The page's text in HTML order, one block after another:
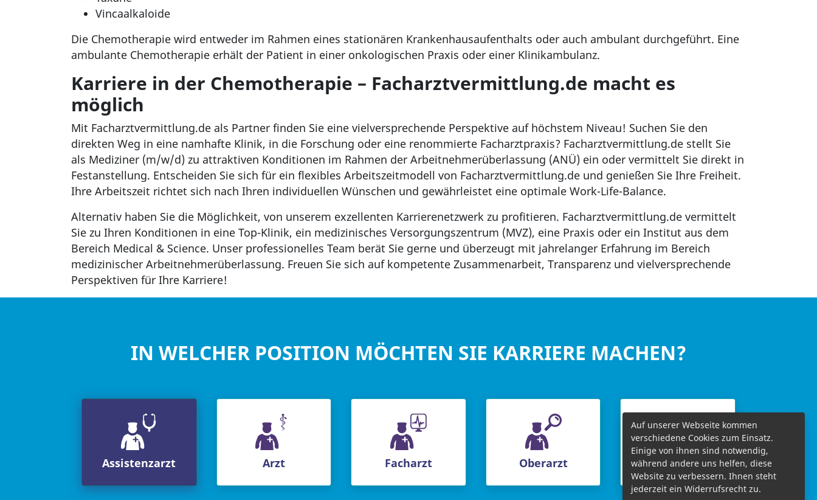
Vincaalkaloide
Die Chemotherapie wird entweder im Rahmen eines stationären Krankenhausaufenthalts oder auch ambulant durchgeführt. Eine
ambulante Chemotherapie erhält der Patient in einer onkologischen Praxis oder einer Klinikambulanz.
Karriere in der Chemotherapie – Facharztvermittlung.de macht es
möglich
Mit Facharztvermittlung.de als Partner finden Sie eine vielversprechende Perspektive auf höchstem Niveau! Suchen Sie den
direkten Weg in eine namhafte Klinik, in die Forschung oder eine renommierte Facharztpraxis? Facharztvermittlung.de stellt Sie
als Mediziner (m/w/d) zu attraktiven Konditionen im Rahmen der Arbeitnehmerüberlassung (ANÜ) ein oder vermittelt Sie direkt in
Festanstellung. Entscheiden Sie sich für ein flexibles Arbeitszeitmodell von Facharztvermittlung.de und genießen Sie Ihre Freiheit.
Ihre Arbeitszeit richtet sich nach Ihren individuellen Wünschen und gewährleistet eine optimale Work-Life-Balance.
Alternativ haben Sie die Möglichkeit, von unserem exzellenten Karrierenetzwerk zu profitieren. Facharztvermittlung.de vermittelt
Sie zu Ihren Konditionen in eine Top-Klinik, ein medizinisches Versorgungszentrum (MVZ), eine Praxis oder ein Institut aus dem
Bereich Medical & Science. Unser professionelles Team berät Sie gerne und überzeugt mit jahrelanger Erfahrung im Bereich
medizinischer Arbeitnehmerüberlassung. Freuen Sie sich auf kompetente Zusammenarbeit, Transparenz und vielversprechende
Perspektiven für Ihre Karriere!
IN WELCHER POSITION MÖCHTEN SIE KARRIERE MACHEN?
Assistenzarzt Arzt Facharzt Oberarzt Chefarzt
Auf unserer Webseite kommen
verschiedene Cookies zum Einsatz.
Einige von ihnen sind notwendig,
während andere uns helfen, diese
Website zu verbessern. Ihnen steht
jederzeit ein Widerrufsrecht zu.